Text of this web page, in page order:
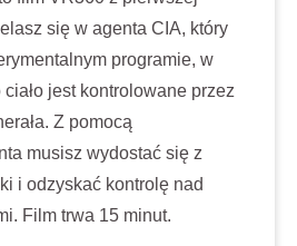
się w agenta CIA, który
programie, w
jest kontrolowane przez
Z pomocą
musisz wydostać się z
i odzyskać kontrolę nad
Film trwa 15 minut.